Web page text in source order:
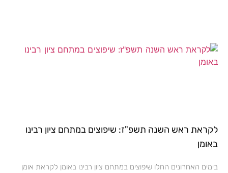
לקראת ראש השנה תשפ"ז: שיפוצים במתחם ציון רבינו
באומן
בימים האחרונים החלו שיפוצים במתחם ציון רבינו באומן לקראת אומן